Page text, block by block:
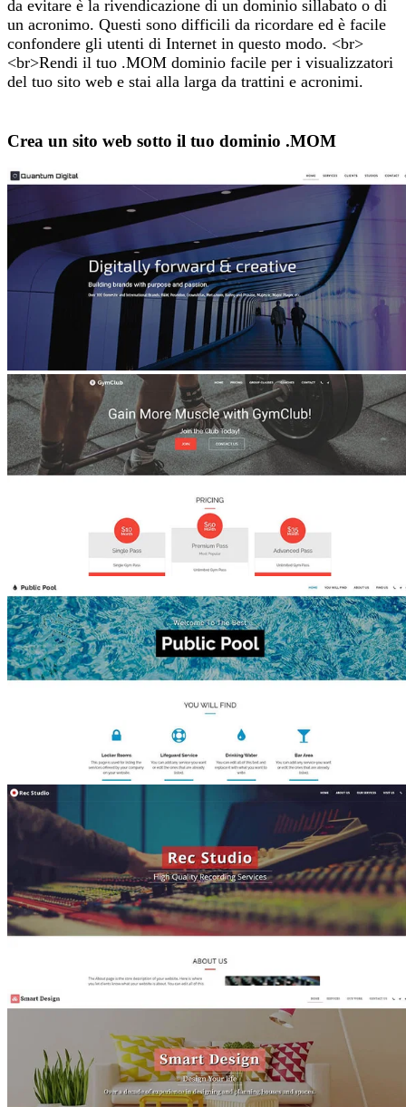
da evitare è la rivendicazione di un dominio sillabato o di
un acronimo. Questi sono difficili da ricordare ed è facile
confondere gli utenti di Internet in questo modo. <br>
<br>Rendi il tuo .MOM dominio facile per i visualizzatori
del tuo sito web e stai alla larga da trattini e acronimi.
Crea un sito web sotto il tuo dominio .MOM